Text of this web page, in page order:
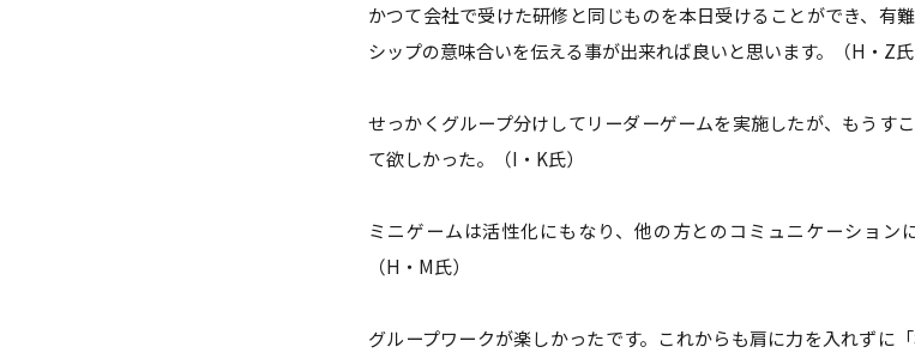
かつて会社で受けた研修と同じものを本日受けることができ、有
シップの意味合いを伝える事が出来れば良いと思います。（H・Z氏
せっかくグループ分けしてリーダーゲームを実施したが、もうす
て欲しかった。（I・K氏）
ミニゲームは活性化にもなり、他の方とのコミュニケーション
（H・M氏）
グループワークが楽しかったです。これからも肩に力を入れずに